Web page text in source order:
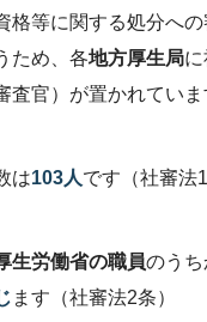
格等に関する処分へ
ため、各地方厚生局
査官）が置かれてい
は103人です（社審法
生労働省の職員のうち
ます（社審法2条）